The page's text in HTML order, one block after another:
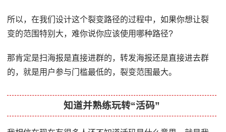
所以，在我们设计这个裂变路径的过程中，如果你想让裂
变的范围特别大，难你说你应该使用哪种路径?
那肯定是扫海报是直接进群的，转发海报还是直接进去群
的，就是用户参与门槛最低的，裂变范围最大。
知道并熟练玩转“活码”